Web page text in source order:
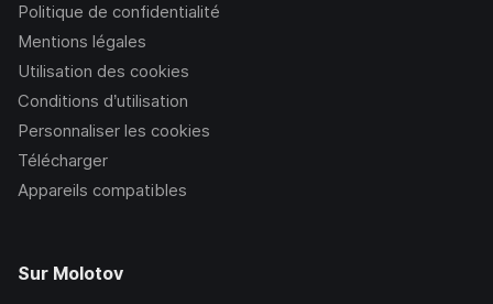
Politique de confidentialité
Mentions légales
Utilisation des cookies
Conditions d’utilisation
Personnaliser les cookies
Télécharger
Appareils compatibles
Sur Molotov